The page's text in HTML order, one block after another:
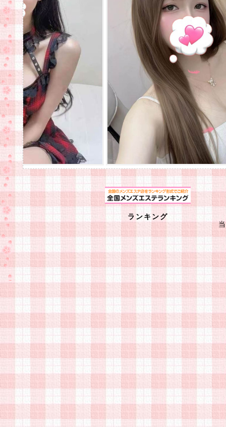
当
う
洗
な
ま
の
て
き
し
ランキング